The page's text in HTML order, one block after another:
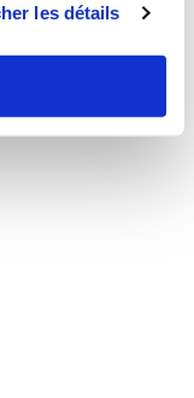
les détails